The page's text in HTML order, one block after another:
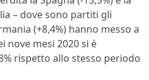
– dove sono partiti gli
(+8,4%) hanno messo a
nove mesi 2020 si è
rispetto allo stesso periodo